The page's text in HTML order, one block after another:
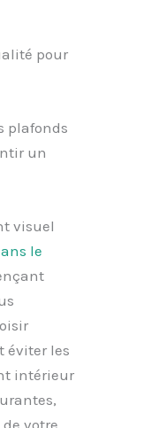
pour
plafonds
un
visuel
le
éviter les
intérieur
votre